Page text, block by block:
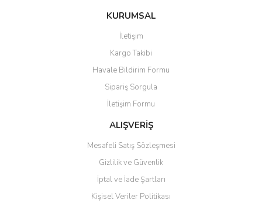
Bu ürüne ilk yorumu siz yapın!
Ürün hakkında henüz soru sorulmamış.
Ürün resmi kalitesiz, bozuk veya görüntülenemiyor.
Ürün açıklamasında eksik bilgiler bulunuyor.
Ürün bilgilerinde hatalar bulunuyor.
Ürün fiyatı diğer sitelerden daha pahalı.
Bu ürüne benzer farklı alternatifler olmalı.
Gönder
KURUMSAL
İletişim
Kargo Takibi
Havale Bildirim Formu
Sipariş Sorgula
İletişim Formu
ALIŞVERİŞ
Mesafeli Satış Sözleşmesi
Gizlilik ve Güvenlik
İptal ve İade Şartları
Kişisel Veriler Politikası